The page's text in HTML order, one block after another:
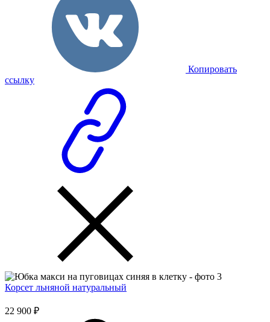
Копировать
ссылку
Корсет льняной натуральный
22 900 ₽